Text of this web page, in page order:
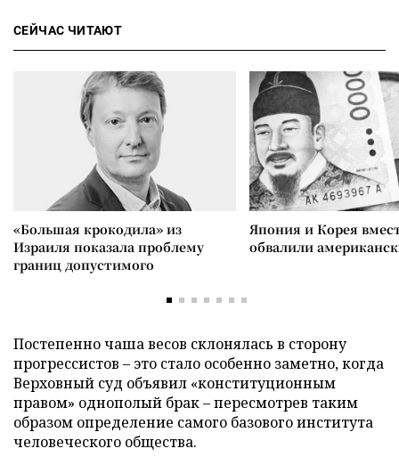
СЕЙЧАС ЧИТАЮТ
«Большая крокодила» из
Израиля показала проблему
границ допустимого
Япония и Корея
обвалили
Постепенно чаша весов склонялась в сторону
прогрессистов – это стало особенно заметно, когда
Верховный суд объявил «конституционным
правом» однополый брак – пересмотрев таким
образом определение самого базового института
человеческого общества.